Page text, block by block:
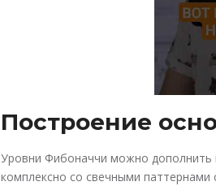
Построение
Уровни Фибоначчи можно дополнить
комплексно со свечными паттернами